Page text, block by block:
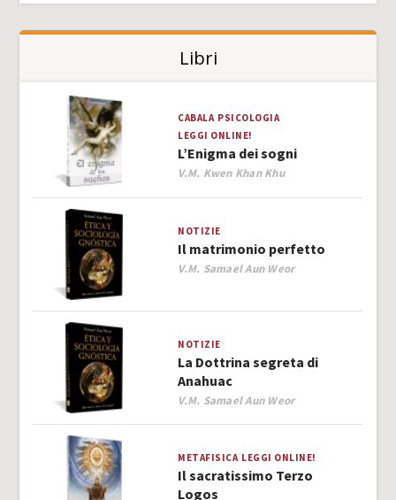
Libri
CABALA PSICOLOGIA
LEGGI ONLINE!
L’Enigma dei sogni
Author
V.M. Kwen Khan Khu
NOTIZIE
Il matrimonio perfetto
Author
V.M. Samael Aun Weor
NOTIZIE
La Dottrina segreta di
Anahuac
Author
V.M. Samael Aun Weor
METAFISICA LEGGI ONLINE!
Il sacratissimo Terzo
Logos